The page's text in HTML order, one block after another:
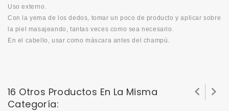
Uso externo.
Con la yema de los dedos, tomar un poco de producto y aplicar sobre
la piel masajeando, tantas veces como sea necesario.
En el cabello, usar como máscara antes del champú.
16 Otros Productos En La Misma
Categoría:
 